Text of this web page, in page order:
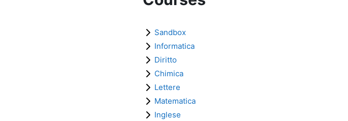
Sandbox
Informatica
Diritto
Chimica
Lettere
Matematica
Inglese